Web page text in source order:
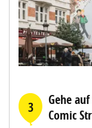
3
Gehe
Comic